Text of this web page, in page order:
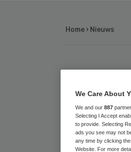
Home › Nieuws
We Care About
We and our 887
Selecting I Accept
to provide. Selecting
ads you see may not
any time by clicking
Website. For more